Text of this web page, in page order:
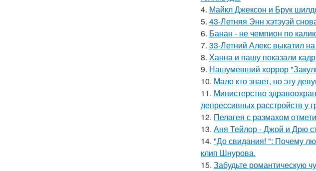
4. Майкл Джексон и Брук
5. 43-Летняя Энн хэтэуэй
6. Банан - не чемпион по
7. 33-Летний Алекс выкатил
8. Ханна и пашу показали
9. Нашумевший хоррор
10. Мало кто знает, но эту
11. Министерство
депрессивных расстройств у
12. Пелагея с размахом
13. Аня Тейлор - Джой и Дрю
14. "До свидания! ": Почему
клип Шнурова.
15. Забудьте романтическую